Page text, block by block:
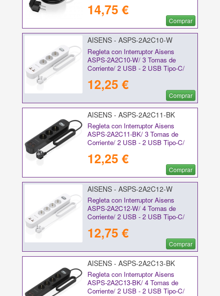
14,75 €
Comprar
AISENS - ASPS-2A2C10-W
Regleta con Interruptor Aisens
ASPS-2A2C10-W/ 3 Tomas de
Corriente/ 2 USB - 2 USB Tipo-C/
12,25 €
Comprar
AISENS - ASPS-2A2C11-BK
Regleta con Interruptor Aisens
ASPS-2A2C11-BK/ 3 Tomas de
Corriente/ 2 USB - 2 USB Tipo-C/
12,25 €
Comprar
AISENS - ASPS-2A2C12-W
Regleta con Interruptor Aisens
ASPS-2A2C12-W/ 4 Tomas de
Corriente/ 2 USB - 2 USB Tipo-C/
12,75 €
Comprar
AISENS - ASPS-2A2C13-BK
Regleta con Interruptor Aisens
ASPS-2A2C13-BK/ 4 Tomas de
Corriente/ 2 USB - 2 USB Tipo-C/